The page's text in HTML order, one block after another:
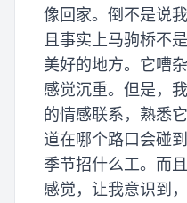
像回家。倒不是说
且事实上马驹桥不
美好的地方。它嘈
感觉沉重。但是，
的情感联系，熟悉
道在哪个路口会碰
季节招什么工。而
感觉，让我意识到